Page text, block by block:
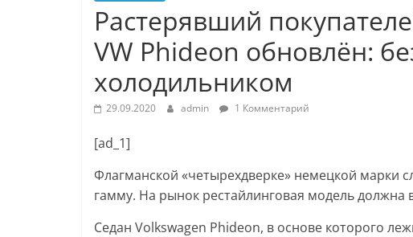
Растерявший
VW Phideon обновлён:
холодильником
29.09.2020 admin 1 Комментарий
[ad_1]
Флагманской «четырехдверке» немецкой марки
гамму. На рынок рестайлинговая модель должна
Седан Volkswagen Phideon, в основе которого